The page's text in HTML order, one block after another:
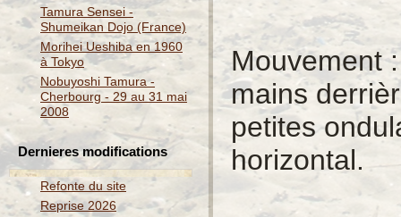
Tamura Sensei -
Shumeikan Dojo (France)
Morihei Ueshiba en 1960
à Tokyo
Nobuyoshi Tamura -
Cherbourg - 29 au 31 mai
2008
Dernieres modifications
Refonte du site
Reprise 2026
Mouvement
mains
petites
horizontal.